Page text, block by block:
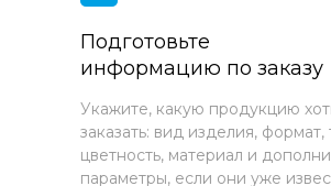
Укажите, какую продукцию
заказать: вид изделия, формат,
цветность, материал и
параметры, если они уже
Подготовьте
информацию по заказу